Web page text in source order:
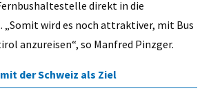
direkt in die
wird es noch attraktiver, mit Bus
anzureisen“, so Manfred Pinzger.
der Schweiz als Ziel